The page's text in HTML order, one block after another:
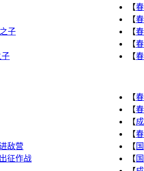
【
【
子 【
【
子 【
【
【
【
【
敌营 【
征作战 【